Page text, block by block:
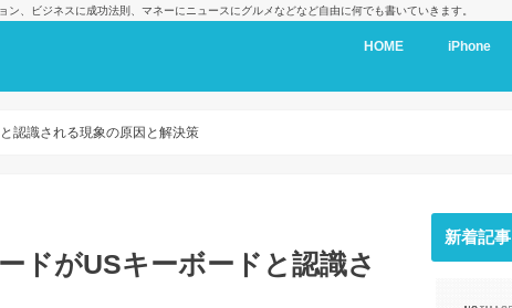
ン、ビジネスに成功法則、マネーにニュースにグルメなどなど自由に何でも書いていきます。
HOME iPhone
認識される現象の原因と解決策
ドがUSキーボードと認識さ
新着記事